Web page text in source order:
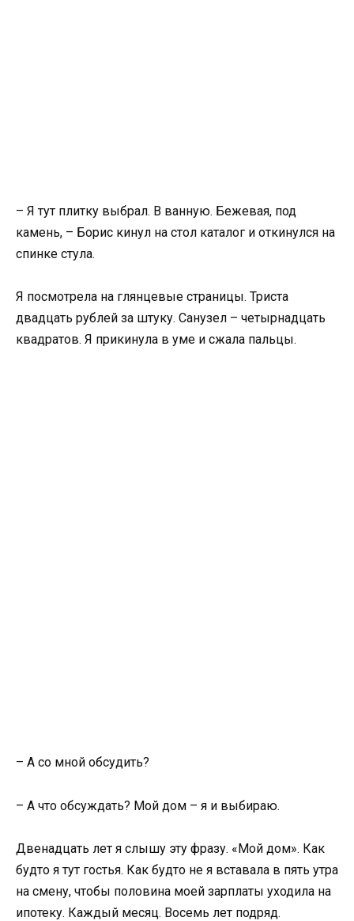
– Я тут плитку выбрал. В ванную. Бежевая, под
камень, – Борис кинул на стол каталог и откинулся на
спинке стула.
Я посмотрела на глянцевые страницы. Триста
двадцать рублей за штуку. Санузел – четырнадцать
квадратов. Я прикинула в уме и сжала пальцы.
– А со мной обсудить?
– А что обсуждать? Мой дом – я и выбираю.
Двенадцать лет я слышу эту фразу. «Мой дом». Как
будто я тут гостья. Как будто не я вставала в пять утра
на смену, чтобы половина моей зарплаты уходила на
ипотеку. Каждый месяц. Восемь лет подряд.